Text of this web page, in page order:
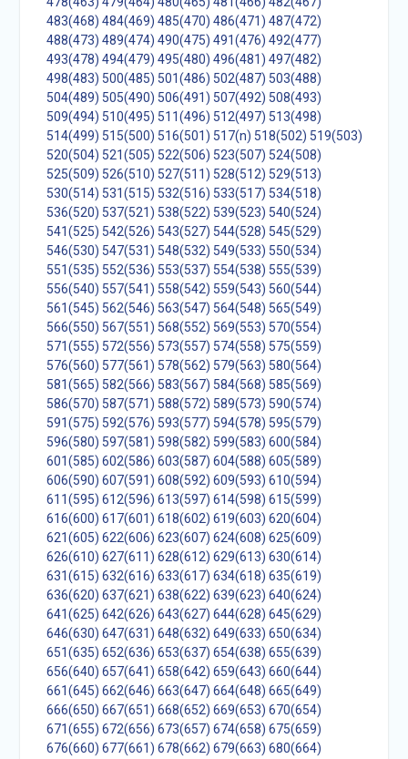
483(468) 484(469) 485(470) 486(471) 487(472)
488(473) 489(474) 490(475) 491(476) 492(477)
493(478) 494(479) 495(480) 496(481) 497(482)
498(483) 500(485) 501(486) 502(487) 503(488)
504(489) 505(490) 506(491) 507(492) 508(493)
509(494) 510(495) 511(496) 512(497) 513(498)
514(499) 515(500) 516(501) 517(n) 518(502) 519(503)
520(504) 521(505) 522(506) 523(507) 524(508)
525(509) 526(510) 527(511) 528(512) 529(513)
530(514) 531(515) 532(516) 533(517) 534(518)
536(520) 537(521) 538(522) 539(523) 540(524)
541(525) 542(526) 543(527) 544(528) 545(529)
546(530) 547(531) 548(532) 549(533) 550(534)
551(535) 552(536) 553(537) 554(538) 555(539)
556(540) 557(541) 558(542) 559(543) 560(544)
561(545) 562(546) 563(547) 564(548) 565(549)
566(550) 567(551) 568(552) 569(553) 570(554)
571(555) 572(556) 573(557) 574(558) 575(559)
576(560) 577(561) 578(562) 579(563) 580(564)
581(565) 582(566) 583(567) 584(568) 585(569)
586(570) 587(571) 588(572) 589(573) 590(574)
591(575) 592(576) 593(577) 594(578) 595(579)
596(580) 597(581) 598(582) 599(583) 600(584)
601(585) 602(586) 603(587) 604(588) 605(589)
606(590) 607(591) 608(592) 609(593) 610(594)
611(595) 612(596) 613(597) 614(598) 615(599)
616(600) 617(601) 618(602) 619(603) 620(604)
621(605) 622(606) 623(607) 624(608) 625(609)
626(610) 627(611) 628(612) 629(613) 630(614)
631(615) 632(616) 633(617) 634(618) 635(619)
636(620) 637(621) 638(622) 639(623) 640(624)
641(625) 642(626) 643(627) 644(628) 645(629)
646(630) 647(631) 648(632) 649(633) 650(634)
651(635) 652(636) 653(637) 654(638) 655(639)
656(640) 657(641) 658(642) 659(643) 660(644)
661(645) 662(646) 663(647) 664(648) 665(649)
666(650) 667(651) 668(652) 669(653) 670(654)
671(655) 672(656) 673(657) 674(658) 675(659)
676(660) 677(661) 678(662) 679(663) 680(664)